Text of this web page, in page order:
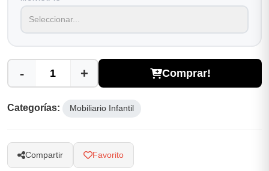
- + Comprar!
Categorías: Mobiliario Infantil
Compartir Favorito